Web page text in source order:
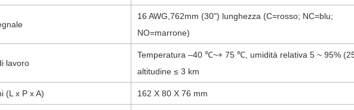
16 AWG,762mm (30") lunghezza (C=rosso; NC=blu;
NO=marrone)
lavoro
Temperatura –40 ℃~+ 75 ℃, umidità relativa 5 ~ 95%
altitudine ≤ 3 km
(L x P x A) 162 X 80 X 76 mm